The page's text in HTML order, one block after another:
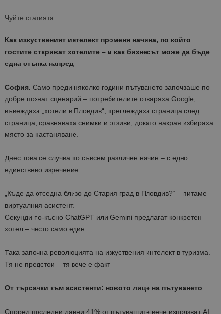
Чуйте статията:
Как изкуственият интелект променя начина, по който
гостите откриват хотелите – и как бизнесът може да бъде
една стъпка напред
София. Само преди няколко години пътуването започваше по
добре познат сценарий – потребителите отваряха Google,
въвеждаха „хотели в Пловдив“, преглеждаха страница след
страница, сравняваха снимки и отзиви, докато накрая избираха
място за настаняване.
Днес това се случва по съвсем различен начин – с едно
единствено изречение.
„Къде да отседна близо до Стария град в Пловдив?“ – питаме
виртуалния асистент.
Секунди по-късно ChatGPT или Gemini предлагат конкретен
хотел – често само един.
Така започна революцията на изкуствения интелект в туризма.
Тя не предстои – тя вече е факт.
От търсачки към асистенти: новото лице на пътуването
Според последни данни 41% от пътуващите вече използват AI